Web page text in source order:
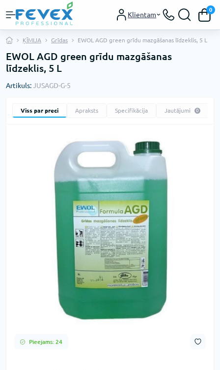
Klientam
0
ĶĪMIJA Grīdas EWOL AGD green grīdu mazgāšanas līdzeklis, 5 L
EWOL AGD green grīdu mazgāšanas
līdzeklis, 5 L
Artikuls:JUSAGD-G-5
Viss par preci Apraksts Specifikācija Jautājumi 0
Pieejams: 24